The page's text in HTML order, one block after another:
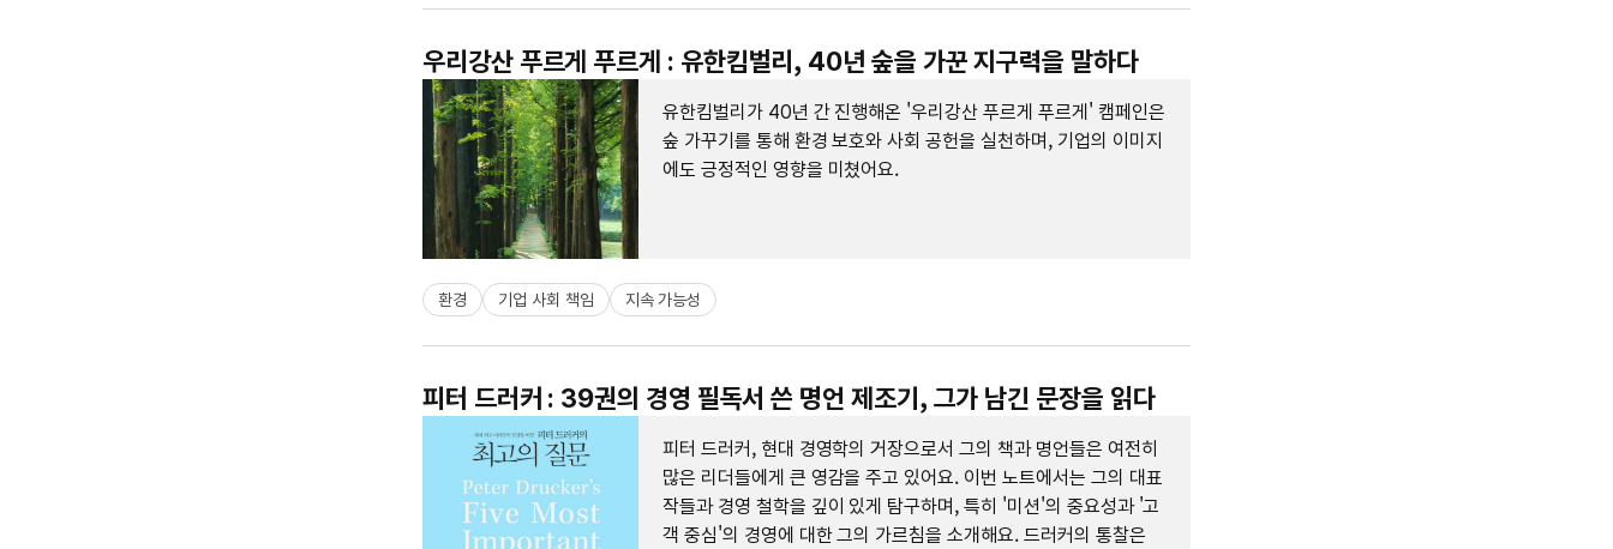
우리강산 푸르게 푸르게 : 유한킴벌리, 40년 숲을 가꾼 지구력을 말하다
유한킴벌리가 40년 간 진행해온 '우리강산 푸르게 푸르게' 캠페인은
숲 가꾸기를 통해 환경 보호와 사회 공헌을 실천하며, 기업의 이미지
에도 긍정적인 영향을 미쳤어요.
환경 기업 사회 책임 지속 가능성
피터 드러커 : 39권의 경영 필독서 쓴 명언 제조기, 그가 남긴 문장을 읽다
피터 드러커, 현대 경영학의 거장으로서 그의 책과 명언들은 여전히
많은 리더들에게 큰 영감을 주고 있어요. 이번 노트에서는 그의 대표
작들과 경영 철학을 깊이 있게 탐구하며, 특히 '미션'의 중요성과 '고
객 중심'의 경영에 대한 그의 가르침을 소개해요. 드러커의 통찰은